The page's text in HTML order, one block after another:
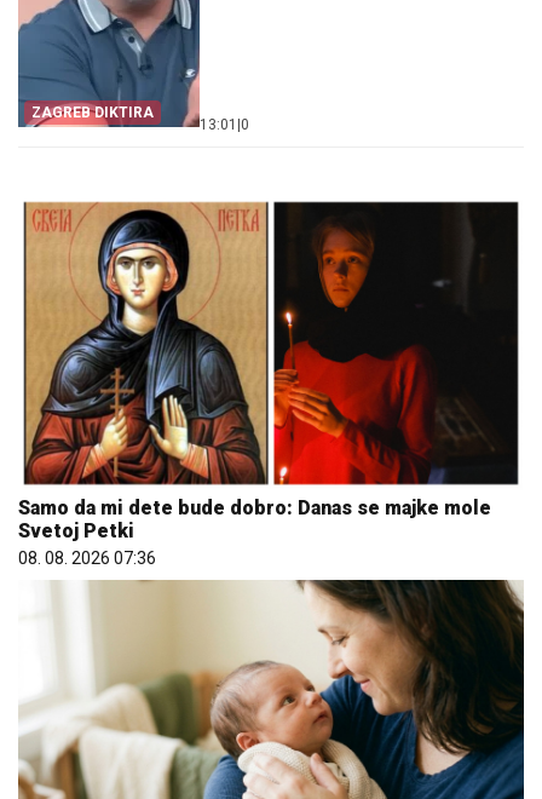
ZAGREB DIKTIRA
13:01 0
Samo da mi dete bude dobro: Danas se majke mole
Svetoj Petki
08. 08. 2026 07:36